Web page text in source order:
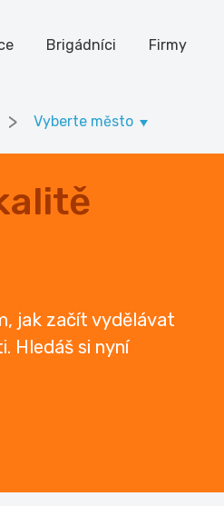
Brigádníci Firmy
> Vyberte město
jak začít vydělávat
Hledáš si nyní